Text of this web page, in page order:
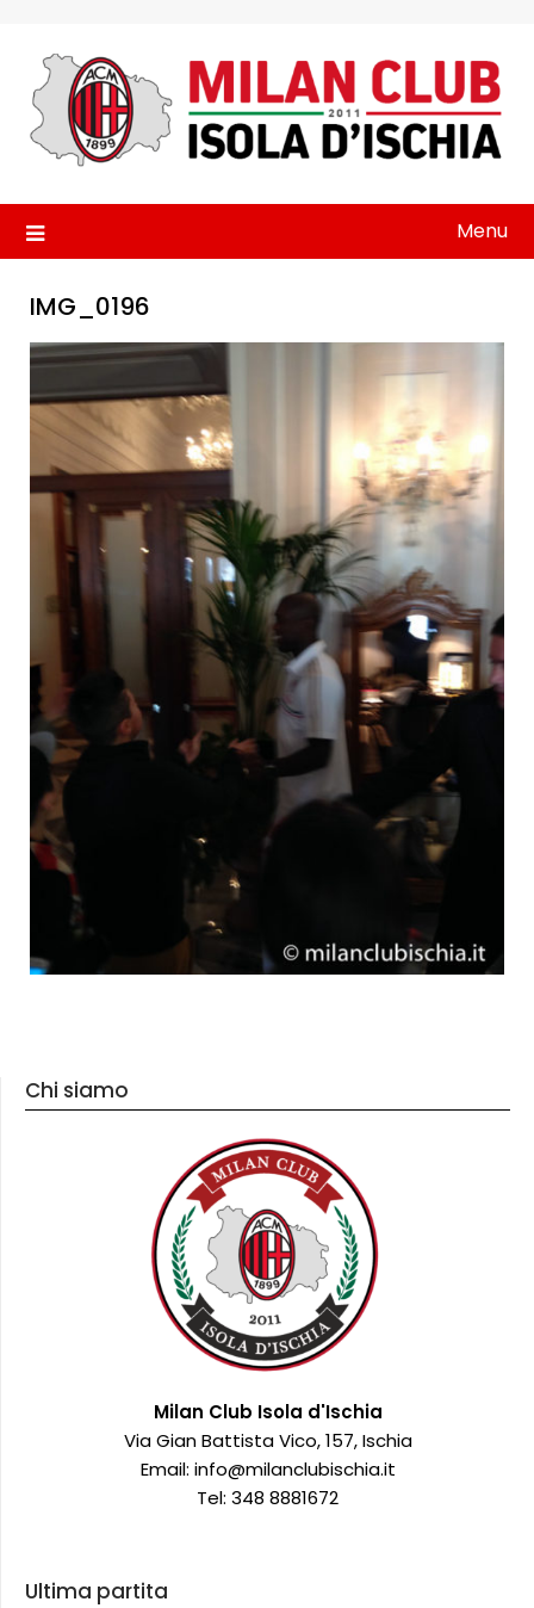
content
Menu
IMG_0196
Chi siamo
Milan Club Isola d'Ischia
Via Gian Battista Vico, 157, Ischia
Email: info@milanclubischia.it
Tel: 348 8881672
Ultima partita